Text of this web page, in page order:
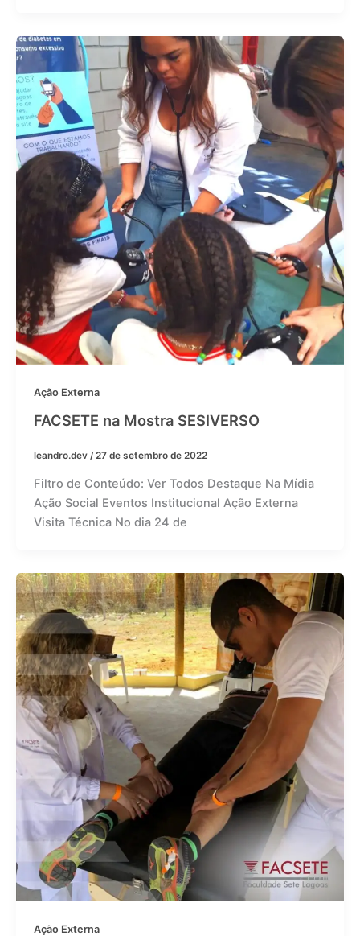
Ação Externa
FACSETE na Mostra SESIVERSO
leandro.dev /27 de setembro de 2022
Filtro de Conteúdo: Ver Todos Destaque Na Mídia
Ação Social Eventos Institucional Ação Externa
Visita Técnica No dia 24 de
Ação Externa